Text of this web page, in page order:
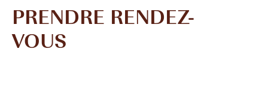
PRENDRE RENDEZ-
VOUS